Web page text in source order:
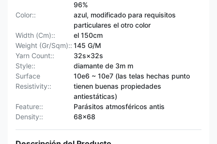
96%
Color::
azul, modificado para requisitos
particulares el otro color
Width (Cm)::
el 150cm
Weight (Gr/Sqm):: 145 G/M
Yarn Count::
32s×32s
Style::
diamante de 3m m
Surface
Resistivity::
10e6 ~ 10e7 (las telas hechas punto
tienen buenas propiedades
antiestáticas)
Feature::
Parásitos atmosféricos antis
Density::
68×68